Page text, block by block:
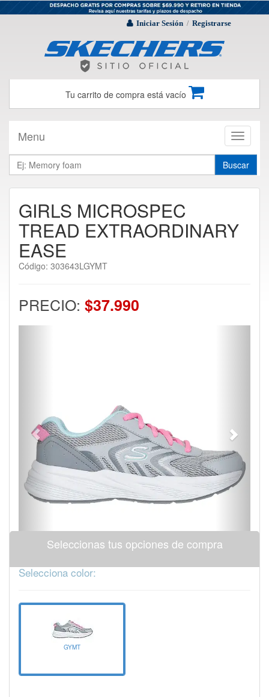
Iniciar Sesión / Registrarse
Tu carrito de compra está vacío
Toggle
Menu
Buscar
GIRLS MICROSPEC
TREAD EXTRAORDINARY
EASE
Código: 303643LGYMT
PRECIO: $37.990
Seleccionas tus opciones de compra
Selecciona color:
GYMT